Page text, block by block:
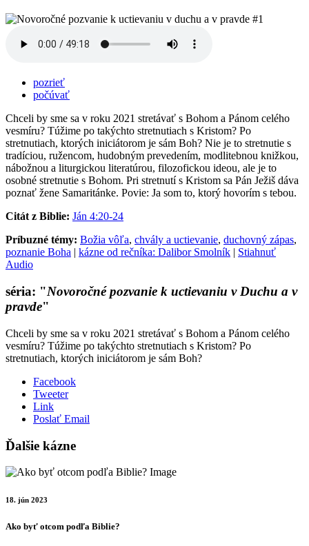
pozrieť
počúvať
Chceli by sme sa v roku 2021 stretávať s Bohom a Pánom celého
vesmíru? Túžime po takýchto stretnutiach s Kristom? Po
stretnutiach, ktorých iniciátorom je sám Boh? Nie je to stretnutie s
tradíciou, ružencom, hudobným prevedením, modlitebnou knižkou,
nábožnou a liturgickou literatúrou, filozofickou ideou, ale je to
osobné stretnutie s Bohom. Pri stretnutí s Kristom sa Pán Ježiš dáva
poznať žene Samaritánke. Povie: Ja som to, ktorý hovorím s tebou.
Citát z Biblie: Ján 4:20-24
Príbuzné témy: Božia vôľa, chvály a uctievanie, duchovný zápas,
poznanie Boha | kázne od rečníka: Dalibor Smolník | Stiahnuť
Audio
séria: "Novoročné pozvanie k uctievaniu v Duchu a v
pravde"
Chceli by sme sa v roku 2021 stretávať s Bohom a Pánom celého
vesmíru? Túžime po takýchto stretnutiach s Kristom? Po
stretnutiach, ktorých iniciátorom je sám Boh?
Facebook
Tweeter
Link
Poslať Email
Ďalšie kázne
18. jún 2023
Ako byť otcom podľa Biblie?